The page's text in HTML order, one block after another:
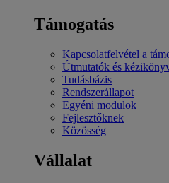
Támogatás
Kapcsolatfelvétel a
Útmutatók és
Tudásbázis
Rendszerállapot
Egyéni modulok
Fejlesztőknek
Közösség
Vállalat